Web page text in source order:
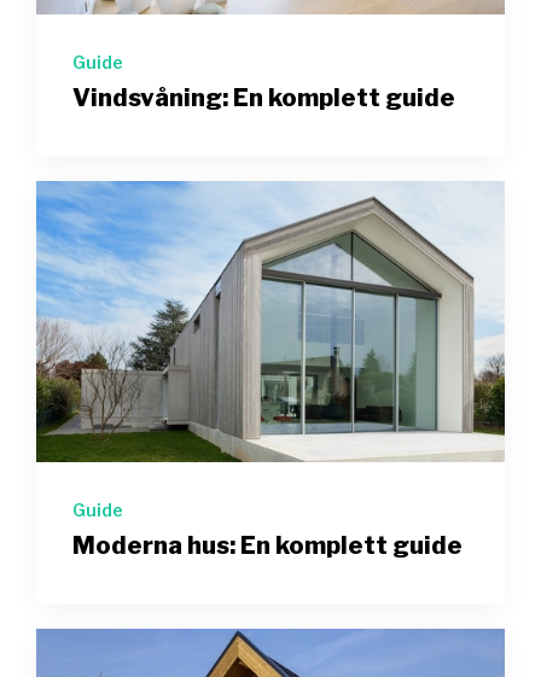
Guide
Vindsvåning: En komplett guide
Guide
Moderna hus: En komplett guide